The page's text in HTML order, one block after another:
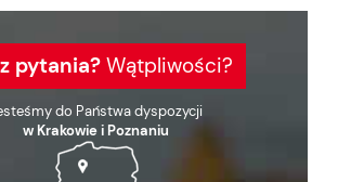
pytania?Wątpliwości?
do Państwa dyspozycji
w Krakowie i Poznaniu